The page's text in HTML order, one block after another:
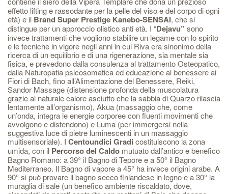
effetto lifting e rassodante per la pelle del viso e del corpo di ogni
età) e il Brand Super Prestige Kanebo-SENSAI, che si
distingue per un approccio olistico anti età. I “Dejavu” sono
invece trattamenti che vogliono stabilire un legame con lo spirito
e le tecniche in vigore negli anni in cui Riva era sinonimo della
ricerca di un equilibrio e di una rigenerazione, sia mentale sia
fisica, e prevedono dalla consulenza al trattamento Osteopatico,
dalla Naturopatia psicosomatica ed educazione al benessere ai
Fiori di Bach, fino all’Alimentazione del Benessere, Reiki,
Sandor Massage (distensione profonda della muscolatura
grazie al naturale calore asciutto che la sabbia di Quarzo rilascia
lentamente all’organismo), Akua (massaggio che, come
un’onda, integra le energie corporee con fluenti movimenti che
avvolgono e distendono) e Luma (per immergersi nella
suggestiva luce di pietre luminescenti in un massaggio
multisensoriale). I Centoundici Gradi costituiscono la zona
umida, con il Percorso del Caldo mutuato dall’antico e benefico
Bagno Romano: a 39° il Bagno di Tepore e a 50° il Bagno
Mediterraneo. Il Bagno di vapore a 45° ha invece origini arabe. A
90° si può provare il bagno secco finlandese in legno e a 30° la
muraglia di sale (un benefico ambiente riscaldato, dove,